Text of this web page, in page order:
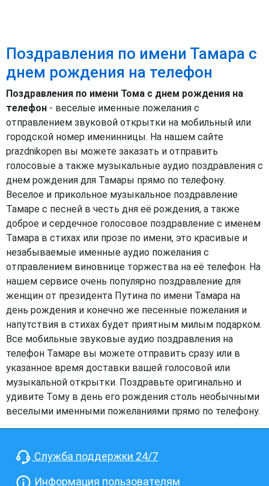
Поздравления по имени Тамара с
днем рождения на телефон
Поздравления по имени Тома с днем рождения на
телефон - веселые именные пожелания с
отправлением звуковой открытки на мобильный или
городской номер именинницы. На нашем сайте
prazdnikopen вы можете заказать и отправить
голосовые а также музыкальные аудио поздравления с
днем рождения для Тамары прямо по телефону.
Веселое и прикольное музыкальное поздравление
Тамаре с песней в честь дня её рождения, а также
доброе и сердечное голосовое поздравление с именем
Тамара в стихах или прозе по имени, это красивые и
незабываемые именные аудио пожелания с
отправлением виновнице торжества на её телефон. На
нашем сервисе очень популярно поздравление для
женщин от президента Путина по имени Тамара на
день рождения и конечно же песенные пожелания и
напутствия в стихах будет приятным милым подарком.
Все мобильные звуковые аудио поздравления на
телефон Тамаре вы можете отправить сразу или в
указанное время доставки вашей голосовой или
музыкальной открытки. Поздравьте оригинально и
удивите Тому в день его рождения столь необычными
веселыми именными пожеланиями прямо по телефону.
Служба поддержки 24/7
Информация пользователям